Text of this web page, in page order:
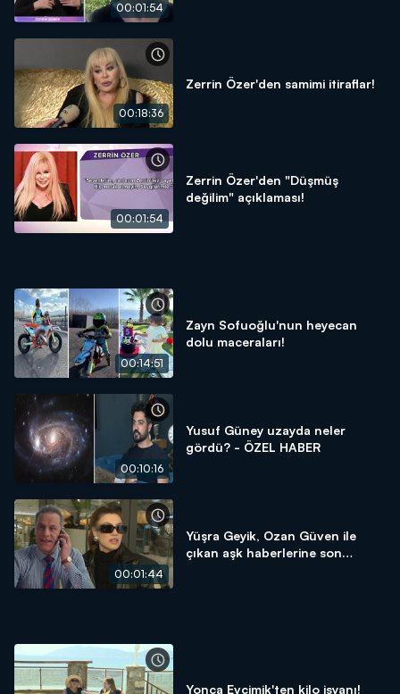
00:01:54
00:18:36
Zerrin Özer'den samimi itiraflar!
00:01:54
Zerrin Özer'den "Düşmüş
değilim" açıklaması!
00:14:51
Zayn Sofuoğlu'nun heyecan
dolu maceraları!
00:10:16
Yusuf Güney uzayda neler
gördü? - ÖZEL HABER
00:01:44
Yüşra Geyik, Ozan Güven ile
çıkan aşk haberlerine son
Yonca Evcimik'ten kilo isyanı!